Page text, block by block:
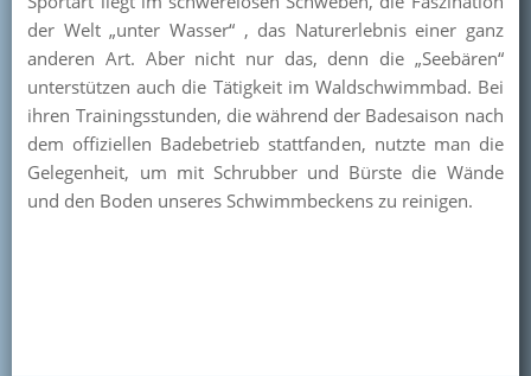
Kurse
Unterstützer
Team
Pressearchiv
der Welt „unter Wasser“ , das Naturerlebnis einer ganz
anderen Art. Aber nicht nur das, denn die „Seebären“
unterstützen auch die Tätigkeit im Waldschwimmbad. Bei
ihren Trainingsstunden, die während der Badesaison nach
dem offiziellen Badebetrieb stattfanden, nutzte man die
Gelegenheit, um mit Schrubber und Bürste die Wände
und den Boden unseres Schwimmbeckens zu reinigen.